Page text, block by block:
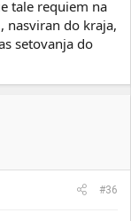
tale requiem na
nasviran do kraja,
setovanja do
#36